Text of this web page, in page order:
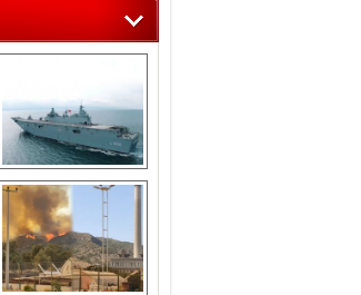
TCG Anadolu,
tersane teknik
seyrini tamamladı